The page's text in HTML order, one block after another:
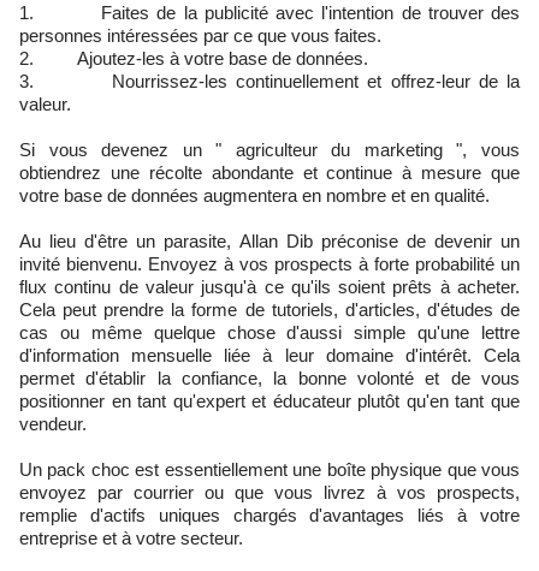
1. Faites de la publicité avec l'intention de trouver des
personnes intéressées par ce que vous faites.
2. Ajoutez-les à votre base de données.
3. Nourrissez-les continuellement et offrez-leur de la
valeur.
Si vous devenez un " agriculteur du marketing ", vous
obtiendrez une récolte abondante et continue à mesure que
votre base de données augmentera en nombre et en qualité.
Au lieu d'être un parasite, Allan Dib préconise de devenir un
invité bienvenu. Envoyez à vos prospects à forte probabilité un
flux continu de valeur jusqu'à ce qu'ils soient prêts à acheter.
Cela peut prendre la forme de tutoriels, d'articles, d'études de
cas ou même quelque chose d'aussi simple qu'une lettre
d'information mensuelle liée à leur domaine d'intérêt. Cela
permet d'établir la confiance, la bonne volonté et de vous
positionner en tant qu'expert et éducateur plutôt qu'en tant que
vendeur.
Un pack choc est essentiellement une boîte physique que vous
envoyez par courrier ou que vous livrez à vos prospects,
remplie d'actifs uniques chargés d'avantages liés à votre
entreprise et à votre secteur.